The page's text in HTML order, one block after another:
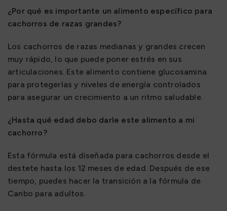
¿Por qué es importante un alimento específico para
cachorros de razas grandes?
Los cachorros de razas medianas y grandes crecen
muy rápido, lo que puede poner estrés en sus
articulaciones. Este alimento contiene glucosamina
para protegerlas y niveles de energía controlados
para asegurar un crecimiento a un ritmo saludable.
¿Hasta qué edad debo darle este alimento a mi
cachorro?
Esta fórmula está diseñada para cachorros desde el
destete hasta los 12 meses de edad. Después de ese
tiempo, puedes hacer la transición a la fórmula de
Canbo para adultos.